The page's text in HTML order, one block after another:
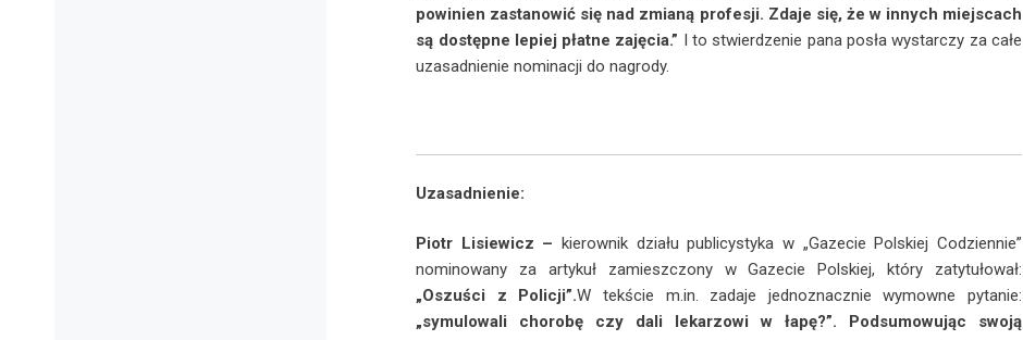
powinien zastanowić się nad zmianą profesji. Zdaje się, że w innych miejscach
są dostępne lepiej płatne zajęcia.” I to stwierdzenie pana posła wystarczy za całe
uzasadnienie nominacji do nagrody.
Uzasadnienie:
Piotr Lisiewicz –
kierownik działu publicystyka w „Gazecie Polskiej Codziennie”
nominowany za artykuł zamieszczony w Gazecie Polskiej, który zatytułował:
„Oszuści z Policji”.W tekście m.in. zadaje jednoznacznie wymowne pytanie:
„symulowali chorobę czy dali lekarzowi w łapę?”. Podsumowując swoją